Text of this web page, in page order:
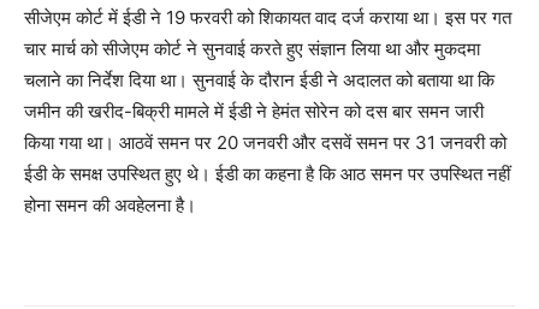
सीजेएम कोर्ट में ईडी ने 19 फरवरी को शिकायत वाद दर्ज कराया था। इस पर गत
चार मार्च को सीजेएम कोर्ट ने सुनवाई करते हुए संज्ञान लिया था और मुकदमा
चलाने का निर्देश दिया था। सुनवाई के दौरान ईडी ने अदालत को बताया था कि
जमीन की खरीद-बिक्री मामले में ईडी ने हेमंत सोरेन को दस बार समन जारी
किया गया था। आठवें समन पर 20 जनवरी और दसवें समन पर 31 जनवरी को
ईडी के समक्ष उपस्थित हुए थे। ईडी का कहना है कि आठ समन पर उपस्थित नहीं
होना समन की अवहेलना है।